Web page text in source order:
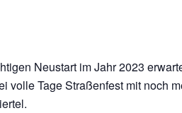
Neustart im Jahr 2023
volle Tage Straßenfest mit noch